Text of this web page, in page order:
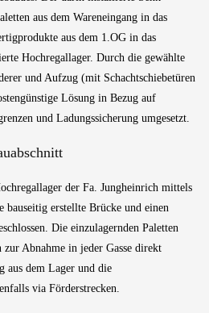
aus dem Wareneingang in das
aus dem 1.OG in das
Hochregallager. Durch die gewählte
und Aufzug (mit Schachtschiebetüren
Lösung in Bezug auf
und Ladungssicherung umgesetzt.
der Fa. Jungheinrich mittels
bauseitig erstellte Brücke und einen
Die einzulagernden Paletten
zur Abnahme in jeder Gasse direkt
aus dem Lager und die
via Förderstrecken.